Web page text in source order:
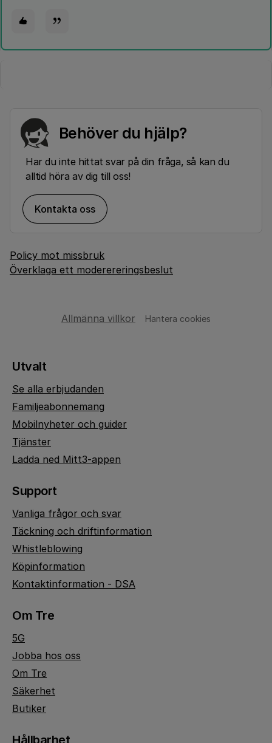
Behöver du hjälp?
Har du inte hittat svar på din fråga, så kan du
alltid höra av dig till oss!
Kontakta oss
Policy mot missbruk
Överklaga ett moderereringsbeslut
Allmänna villkor Hantera cookies
Utvalt
Se alla erbjudanden
Familjeabonnemang
Mobilnyheter och guider
Tjänster
Ladda ned Mitt3-appen
Support
Vanliga frågor och svar
Täckning och driftinformation
Whistleblowing
Köpinformation
Kontaktinformation - DSA
Om Tre
5G
Jobba hos oss
Om Tre
Säkerhet
Butiker
Hållbarhet